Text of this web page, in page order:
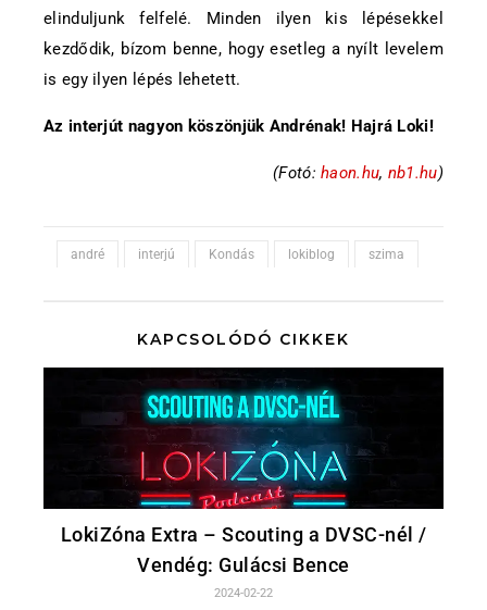
elinduljunk felfelé. Minden ilyen kis lépésekkel
kezdődik, bízom benne, hogy esetleg a nyílt levelem
is egy ilyen lépés lehetett.
Az interjút nagyon köszönjük Andrénak! Hajrá Loki!
(Fotó:haon.hu, nb1.hu)
andré interjú Kondás lokiblog szima
KAPCSOLÓDÓ CIKKEK
LokiZóna Extra – Scouting a DVSC-nél /
Vendég: Gulácsi Bence
2024-02-22